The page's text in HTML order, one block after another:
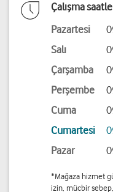
Çalışma
Pazartesi
Salı
Çarşamba
Perşembe
Cuma
Cumartesi
Pazar
*Mağaza hizmet
izin, mücbir